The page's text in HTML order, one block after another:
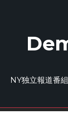
NY独立報道番組